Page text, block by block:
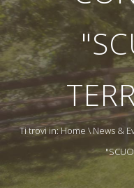
Ti trovi in:Home \News &